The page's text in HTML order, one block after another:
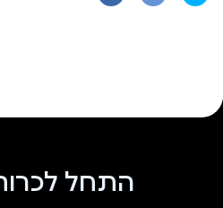
התחל